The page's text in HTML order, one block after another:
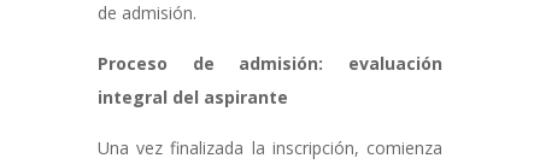
de admisión.
Proceso de admisión: evaluación
integral del aspirante
Una vez finalizada la inscripción, comienza